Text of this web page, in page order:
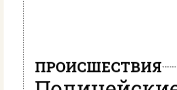
ПРОИСШЕСТВИЯ